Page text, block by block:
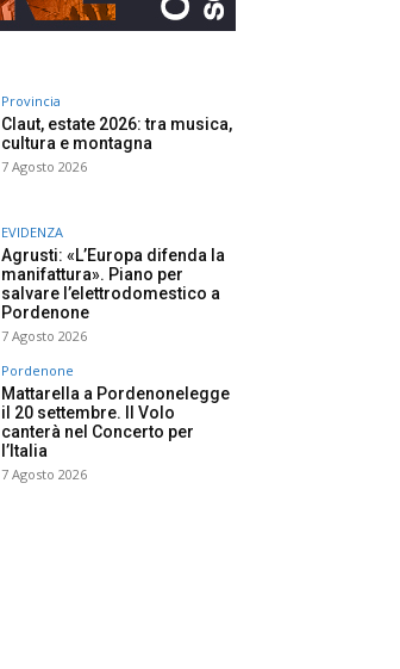
Provincia
Claut, estate 2026: tra musica,
cultura e montagna
7 Agosto 2026
EVIDENZA
Agrusti: «L’Europa difenda la
manifattura». Piano per
salvare l’elettrodomestico a
Pordenone
7 Agosto 2026
Pordenone
Mattarella a Pordenonelegge
il 20 settembre. Il Volo
canterà nel Concerto per
l’Italia
7 Agosto 2026